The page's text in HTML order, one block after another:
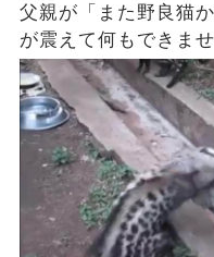
父親が「また野良猫
が震えて何もできませ